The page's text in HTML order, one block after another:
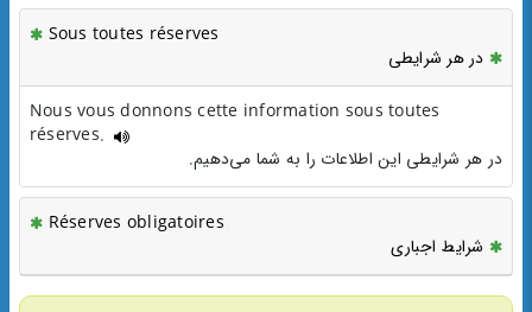
Sous toutes réserves
در هر شرایطی
Nous vous donnons cette information sous toutes
réserves.
در هر شرایطی این اطلاعات را به شما می‌دهیم.
Réserves obligatoires
شرایط اجباری